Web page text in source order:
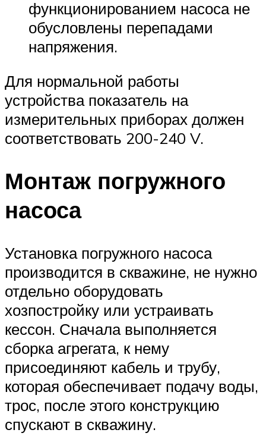
функционированием насоса не
обусловлены перепадами
напряжения.
Для нормальной работы
устройства показатель на
измерительных приборах должен
соответствовать 200-240 V.
Монтаж погружного
насоса
Установка погружного насоса
производится в скважине, не нужно
отдельно оборудовать
хозпостройку или устраивать
кессон. Сначала выполняется
сборка агрегата, к нему
присоединяют кабель и трубу,
которая обеспечивает подачу воды,
трос, после этого конструкцию
спускают в скважину.